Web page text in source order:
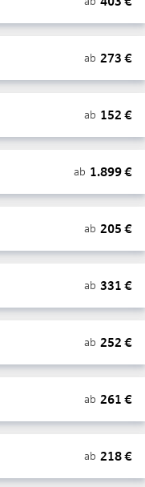
ab 273 €
ab 152 €
ab 1.899€
ab 205 €
ab 331 €
ab 252 €
ab 261 €
ab 218€